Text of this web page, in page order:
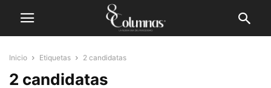
Inicio Etiquetas 2 candidatas
2 candidatas